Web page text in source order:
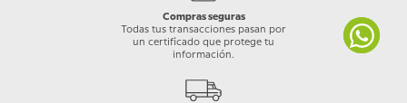
Compras seguras
Todas tus transacciones pasan por
un certificado que protege tu
información.